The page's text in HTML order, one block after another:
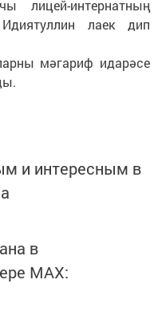
лицей-интернатның
лаек дип
мәгариф идарәсе
и интересным в
в
MАХ: